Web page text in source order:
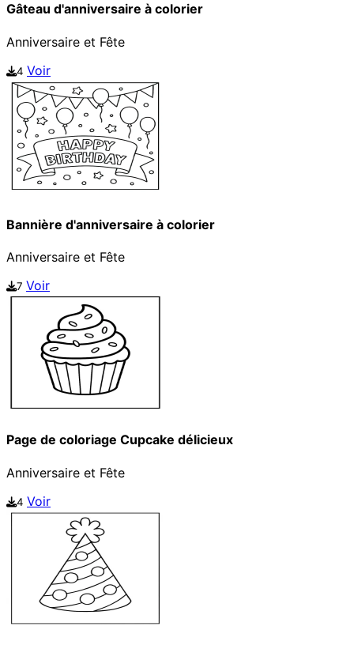
Gâteau d'anniversaire à colorier
Anniversaire et Fête
4 Voir
Bannière d'anniversaire à colorier
Anniversaire et Fête
7 Voir
Page de coloriage Cupcake délicieux
Anniversaire et Fête
4 Voir